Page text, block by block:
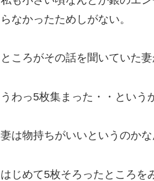
らなかったためしがない。
ところがその話を聞いていた
うわっ5枚集まった・・という
妻は物持ちがいいというのかな
はじめて5枚そろったところを